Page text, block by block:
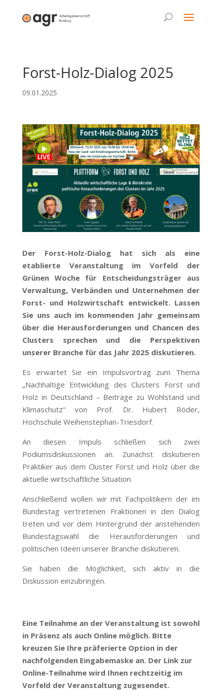
Forst-Holz-Dialog 2025
09.01.2025
Der Forst-Holz-Dialog hat sich als eine
etablierte Veranstaltung im Vorfeld der
Grünen Woche für Entscheidungsträger aus
Verwaltung, Verbänden und Unternehmen der
Forst- und Holzwirtschaft entwickelt. Lassen
Sie uns auch im kommenden Jahr gemeinsam
über die Herausforderungen und Chancen des
Clusters sprechen und die Perspektiven
unserer Branche für das Jahr 2025 diskutieren.
Es erwartet Sie ein Impulsvortrag zum Thema
„Nachhaltige Entwicklung des Clusters Forst und
Holz in Deutschland – Beiträge zu Wohlstand und
Klimaschutz“ von Prof. Dr. Hubert Röder,
Hochschule Weihenstephan-Triesdorf.
An diesen Impuls schließen sich zwei
Podiumsdiskussionen an. Zunächst diskutieren
Praktiker aus dem Cluster Forst und Holz über die
aktuelle wirtschaftliche Situation.
Anschließend wollen wir mit Fachpolitikern der im
Bundestag vertretenen Fraktionen in den Dialog
treten und vor dem Hintergrund der anstehenden
Bundestagswahl die Herausforderungen und
politischen Ideen unserer Branche diskutieren.
Sie haben die Möglichkeit, sich aktiv in die
Diskussion einzubringen.
Eine Teilnahme an der Veranstaltung ist sowohl
in Präsenz als auch Online möglich. Bitte
kreuzen Sie Ihre präferierte Option in der
nachfolgenden Eingabemaske an. Der Link zur
Online-Teilnahme wird Ihnen rechtzeitig im
Vorfeld der Veranstaltung zugesendet.